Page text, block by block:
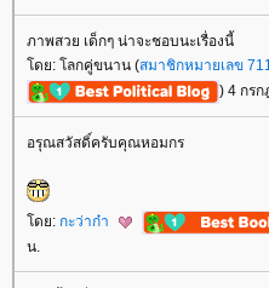
ภาพสวย เด็กๆ น่าจะชอบนะเรื่องนี้
ดย: โลกคู่ขนาน (สมาชิกหมายเลข
) 4 กร
อรุณสวัสดิ์ครับคุณหอมกร
ดย: กะว่าก๋า
น.